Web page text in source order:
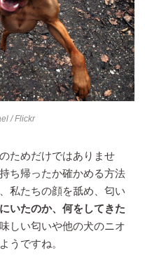
/ Flickr
ためだけではありませ
ち帰ったか確かめる方法
私たちの顔を舐め、匂い
いたのか、何をしてきた
しい匂いや他の犬のニオ
うですね。